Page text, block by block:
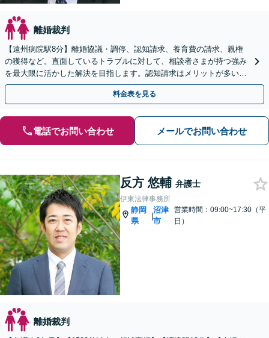
離婚裁判
【遠州病院駅8分】離婚協議・調停、認知請求、養育費の請求、親権
の獲得など。直面しているトラブルに対して、相談者さまが持つ強み
を最大限に活かした解決を目指します。認知請求はメリットが多いの
で、弁護士と詳しくお話してみませんか【初回相談無料】
料金表を見る
電話でお問い合わせ メールでお問い合わせ
反方 悠輔 弁護士
伊東法律事務所
静岡
県
|
沼津
市
営業時間：09:00~17:30（平
日）
離婚裁判